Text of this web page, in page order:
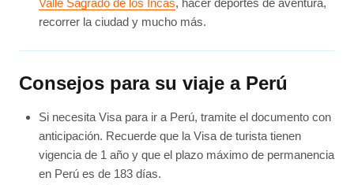
recorrer la ciudad y mucho más.
Consejos para su viaje a Perú
Si necesita Visa para ir a Perú, tramite el documento con
anticipación. Recuerde que la Visa de turista tienen
vigencia de 1 año y que el plazo máximo de permanencia
en Perú es de 183 días.